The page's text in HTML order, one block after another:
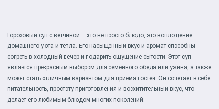
Гороховый суп с ветчиной – это не просто блюдо, это воплощение
домашнего уюта и тепла. Его насыщенный вкус и аромат способны
согреть в холодный вечер и подарить ощущение сытости. Этот суп
является прекрасным выбором для семейного обеда или ужина, а также
может стать отличным вариантом для приема гостей. Он сочетает в себе
питательность, простоту приготовления и восхитительный вкус, что
делает его любимым блюдом многих поколений.